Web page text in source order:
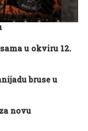
u okviru 12.
bruse u
novu